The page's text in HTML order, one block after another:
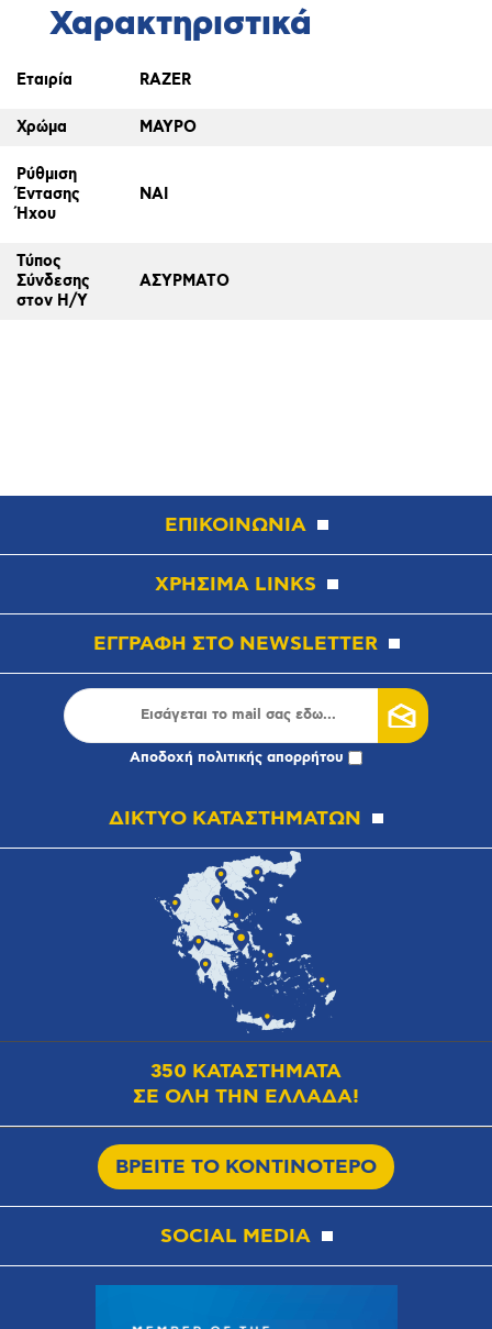
Χαρακτηριστικά
Εταιρία RAZER
Χρώμα ΜΑΥΡΟ
Ρύθμιση
Έντασης
Ήχου
ΝΑΙ
Τύπος
Σύνδεσης
στον Η/Υ
ΑΣΥΡΜΑΤΟ
ΕΠΙΚΟΙΝΩΝΙΑ
ΧΡΗΣΙΜΑ LINKS
ΕΓΓΡΑΦΗ ΣΤΟ NEWSLETTER
Αποδοχή πολιτικής απορρήτου
ΔΙΚΤΥΟ ΚΑΤΑΣΤΗΜΑΤΩΝ
350 ΚΑΤΑΣΤΗΜΑΤΑ
ΣΕ ΟΛΗ ΤΗΝ ΕΛΛΑΔΑ!
ΒΡΕΙΤΕ ΤΟ ΚΟΝΤΙΝΟΤΕΡΟ
SOCIAL MEDIA